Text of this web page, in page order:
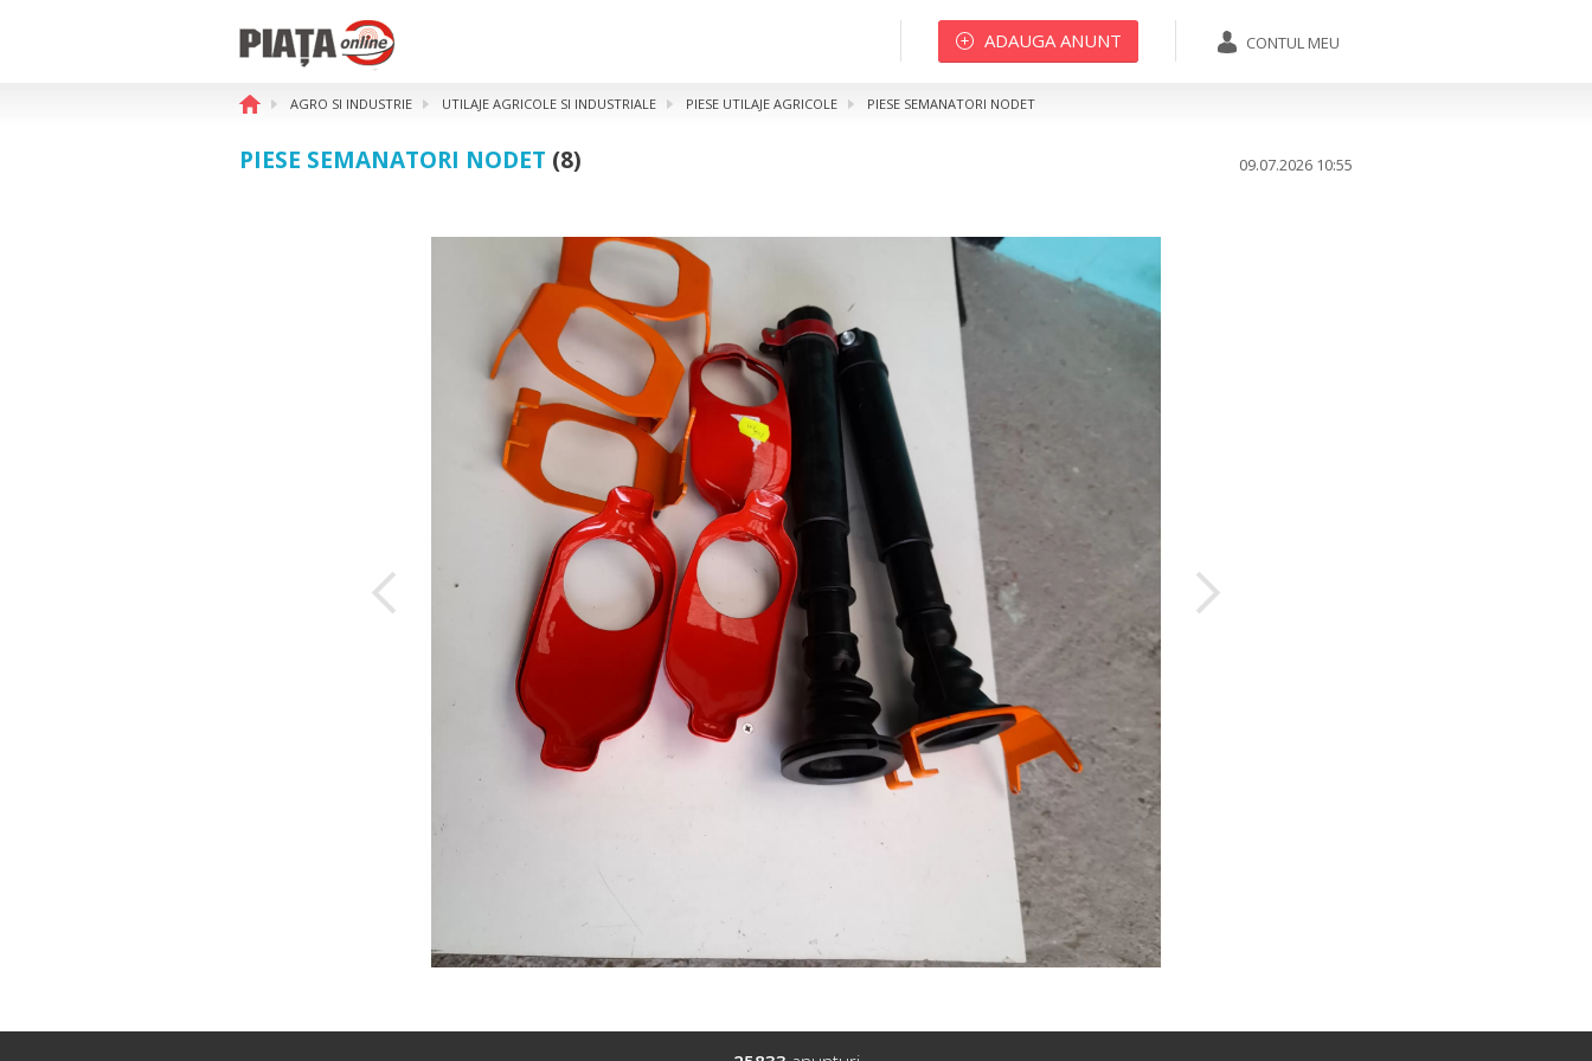
CONTUL MEU
ADAUGA ANUNT
AGRO SI INDUSTRIE UTILAJE AGRICOLE SI INDUSTRIALE PIESE UTILAJE AGRICOLE PIESE SEMANATORI NODET
PIESE SEMANATORI NODET (8) 09.07.2026 10:55